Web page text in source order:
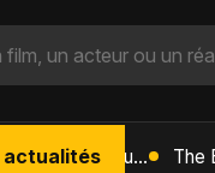
actualités L'Âge de Glace : Le Réveil du Volcan – Manny, Sid et Diego de retour pour une aventure explosive